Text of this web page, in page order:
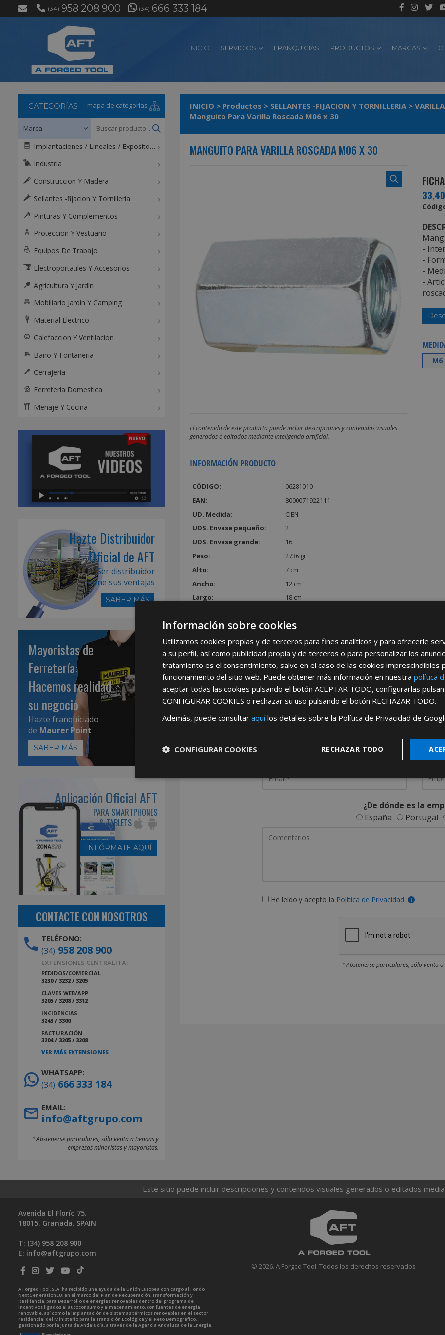
(34) 958 208 900 (34) 666 333 184
INICIO SERVICIOS FRANQUICIAS PRODUCTOS MARCAS
INICIO > Productos > SELLANTES -FIJACION Y TORNILLERIA >
Manguito Para Varilla Roscada M06 x 30
MANGUITO PARA VARILLA ROSCADA M06 X 30
El contenido de este producto puede incluir descripciones y contenidos visuales
generados o editados mediante inteligencia artificial.
INFORMACIÓN PRODUCTO
CÓDIGO:
06281010
EAN:
8000071922111
UD. Medida:
CIEN
UDS. Envase pequeño:
2
UDS. Envase grande:
16
Peso:
2736 gr
Alto:
7 cm
Ancho:
12 cm
Largo:
18 cm
-
-
-
-
M6
REGÍSTRATE PARA HACERTE
Desdeaquípodrá ver todas las
Rellene este formulario y nos pondremos en contacto
¿De dónde es la
España
Portugal
He leído y acepto la Política de Privacidad
*Abstenerse particulares, sólo venta
CATEGORÍAS mapa de categorías
Implantaciones / Lineales / Expositores / Mostradores
Industria
Construccion Y Madera
Sellantes -fijacion Y Tornilleria
Pinturas Y Complementos
Proteccion Y Vestuario
Equipos De Trabajo
Electroportatiles Y Accesorios
Agricultura Y Jardín
Mobiliario Jardin Y Camping
Material Electrico
Calefaccion Y Ventilacion
Baño Y Fontaneria
Cerrajeria
Ferreteria Domestica
Menaje Y Cocina
Hazte Distribuidor
Oficial de AFT
Ser distribuidor
tiene sus ventajas
SABER MÁS
Mayoristas de
Ferretería:
Hacemos realidad
su negocio
Hazte franquiciado
de Maurer Point
SABER MÁS
Aplicación Oficial AFT
PARA SMARTPHONES
& TABLETS
INFÓRMATE AQUÍ
CONTACTE CON NOSOTROS
TELÉFONO:
(34) 958 208 900
EXTENSIONES CENTRALITA:
PEDIDOS/COMERCIAL
3230 / 3232 / 3205
CLAVES WEB/APP
3205 / 3208 / 3312
INCIDENCIAS
3243 / 3300
FACTURACIÓN
3204 / 3205 / 3208
VER MÁS EXTENSIONES
WHATSAPP:
(34) 666 333 184
EMAIL:
info@aftgrupo.com
*Abstenerse particulares, sólo venta a tiendas y
empresas minoristas y mayoristas.
Este sitio puede incluir descripciones y contenidos visuales generados o editados
© 2026. A Forged Tool. Todos los derechos reservados
Avenida El Florío 75.
18015. Granada. SPAIN
T: (34) 958 208 900
E: info@aftgrupo.com
A Forged Tool, S.A. ha recibido una ayuda de la Unión Europea con cargo al Fondo
NextGenerationEU, en el marco del Plan de Recuperación, Transformación y
Resiliencia, para Desarrollo de energías renovables dentro del programa de
incentivos ligados al autoconsumo y almacenamiento, con fuentes de energía
renovable, así como la implantación de sistemas térmicos renovables en el sector
residencial del Ministerio para la Transición Ecológica y el Reto Demográfico,
gestionado por la Junta de Andalucía, a través de la Agencia Andaluza de la Energía.
Información sobre cookies
Utilizamos cookies propias y de terceros para fines analíticos y para ofrecerle
a su perfil, así como publicidad propia y de terceros o para personalizar los
tratamiento es el consentimiento, salvo en el caso de las cookies imprescindibles
funcionamiento del sitio web. Puede obtener más información en nuestra política
aceptar todas las cookies pulsando el botón ACEPTAR TODO, configurarlas
CONFIGURAR COOKIES o rechazar su uso pulsando el botón RECHAZAR TODO.
Además, puede consultar aquílos detalles sobre la Política de Privacidad de
RECHAZAR TODO
CONFIGURAR COOKIES